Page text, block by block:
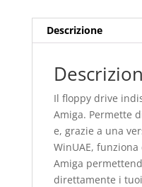
Descrizione
Il floppy drive
Amiga. Permette
e, grazie a una
WinUAE,
Amiga
direttamente i